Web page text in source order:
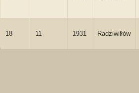
18 11 1931 Radziwiłłów